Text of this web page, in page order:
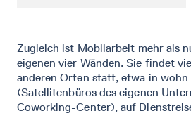
Zugleich ist Mobilarbeit mehr als
eigenen vier Wänden. Sie findet
anderen Orten statt, etwa in
(Satellitenbüros des eigenen
Coworking-Center), auf